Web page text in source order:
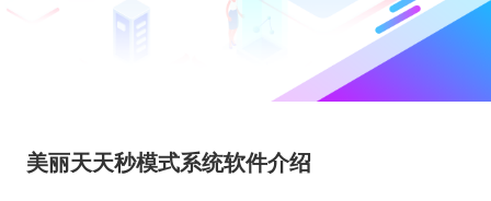
美丽天天秒模式系统软件介绍